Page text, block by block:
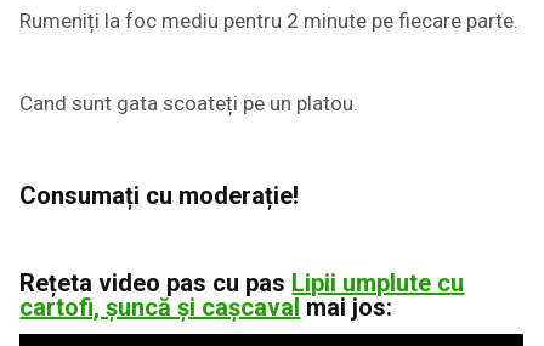
Rumeniți la foc mediu pentru 2 minute pe fiecare parte.
Cand sunt gata scoateți pe un platou.
Consumați cu moderație!
Rețeta video pas cu pas Lipii umplute cu
cartofi, șuncă și cașcaval mai jos: